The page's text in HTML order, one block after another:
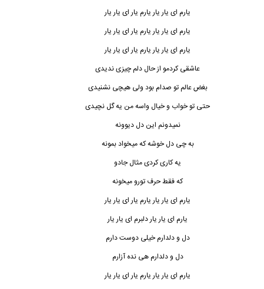
یارم ای یار یار یارم یار ای یار یار
یارم ای یار یار یارم یار ای یار یار
یارم ای یار یار یارم یار ای یار یار
عاشقی کردمو از حال دلم چیزی ندیدی
بغض عالم تو صدام بود ولی هیچی نشنیدی
حتی تو خواب و خیال واسه من یه گل نچیدی
نمیدونم این دل دیوونه
به چی دل خوشه که میخواد بمونه
یه کاری کردی مثال جادو
که فقط حرف تورو میخونه
یارم ای یار یار یارم یار ای یار یار
یارم ای یار یار دلبرم ای یار یار
دل و دلدارم خیلی دوست دارم
دل و دلدارم هی نده آزارم
یارم ای یار یار یارم یار ای یار یار